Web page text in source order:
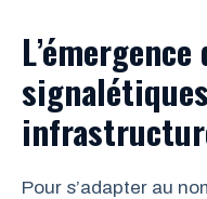
Pour s’adapter au